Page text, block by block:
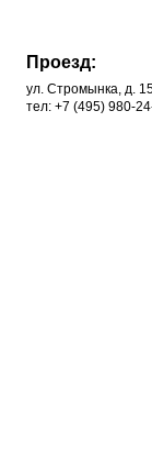
Проезд:
ул. Стромынка, д.
тел: +7 (495) 980-